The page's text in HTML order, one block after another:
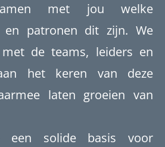
met jou welke
en patronen dit zijn. We
de teams, leiders en
het keren van deze
laten groeien van
een solide basis voor